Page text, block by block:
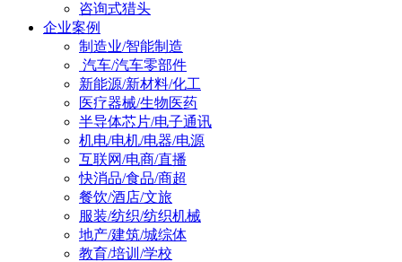
咨询式猎头
企业案例
制造业/智能制造
汽车/汽车零部件
新能源/新材料/化工
医疗器械/生物医药
半导体芯片/电子通讯
机电/电机/电器/电源
互联网/电商/直播
快消品/食品/商超
餐饮/酒店/文旅
服装/纺织/纺织机械
地产/建筑/城综体
教育/培训/学校